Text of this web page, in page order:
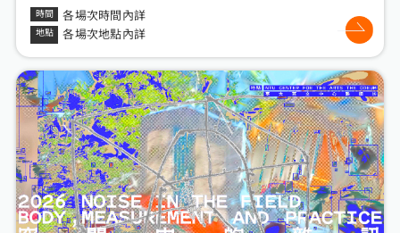
各場次時間內詳
各場次地點內詳